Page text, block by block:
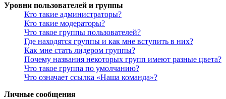
Уровни пользователей и группы
Кто такие администраторы?
Кто такие модераторы?
Что такое группы пользователей?
Где находятся группы и как мне вступить в них?
Как мне стать лидером группы?
Почему названия некоторых групп имеют разные цвета?
Что такое группа по умолчанию?
Что означает ссылка «Наша команда»?
Личные сообщения